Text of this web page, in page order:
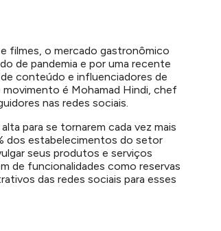
filmes, o mercado gastronômico
de pandemia e por uma recente
conteúdo e influenciadores de
é Mohamad Hindi, chef
nas redes sociais.
para se tornarem cada vez mais
dos estabelecimentos do setor
seus produtos e serviços
de funcionalidades como reservas
das redes sociais para esses